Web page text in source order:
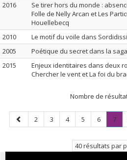
2016
Se tirer hors du monde :
Folle de Nelly Arcan et Les
Houellebecq
2010
Le motif du voile dans
2005
Poétique du secret dans la
2015
Enjeux identitaires dans deux
Chercher le vent et La foi du
Nombre de
Page
précédente
Page
2 Page
3 Page
4 Page
5 Page
6 Page
7.
40 résultats par